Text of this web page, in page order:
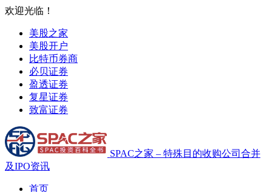
欢迎光临！
美股之家
美股开户
比特币券商
必贝证券
盈透证券
复星证券
致富证券
SPAC之家 – 特殊目的收购公司合并
及IPO资讯
首页